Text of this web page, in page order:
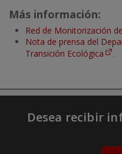
Más información:
Red de Monitorización
Nota de prensa del
Transición Ecológica
.
Desea recibir